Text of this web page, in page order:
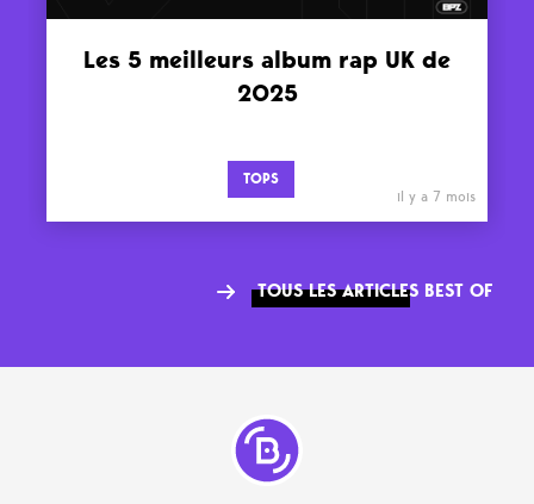
Les 5 meilleurs album rap UK de
2025
TOPS
il y a 7 mois
TOUS LES ARTICLES BEST OF